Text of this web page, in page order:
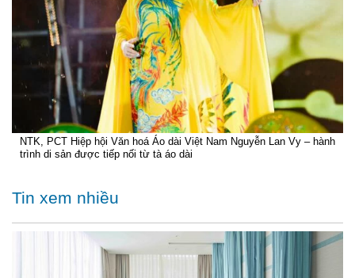
NTK, PCT Hiệp hội Văn hoá Áo dài Việt Nam Nguyễn Lan Vy – hành
trình di sản được tiếp nối từ tà áo dài
Tin xem nhiều